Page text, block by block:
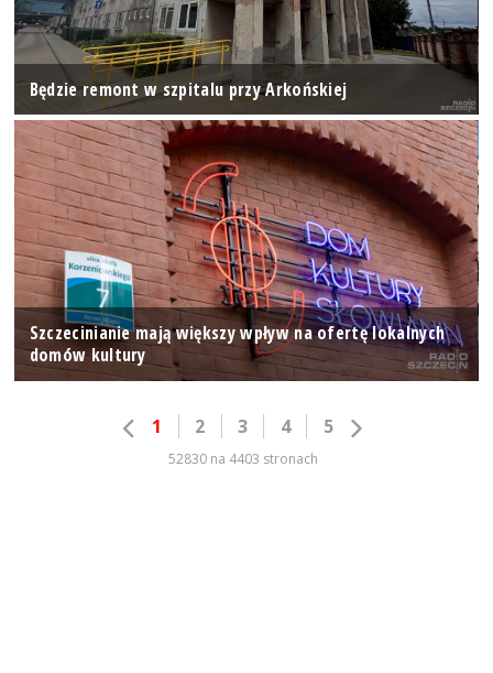
Będzie remont w szpitalu przy Arkońskiej
Szczecinianie mają większy wpływ na ofertę lokalnych
domów kultury
1 2 3 4 5
52830 na 4403 stronach